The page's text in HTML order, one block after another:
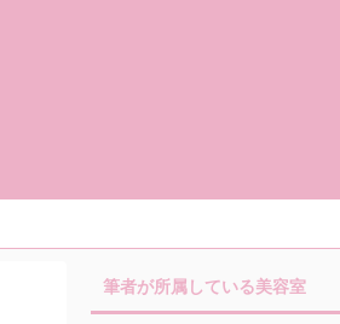
筆者が所属している美容室